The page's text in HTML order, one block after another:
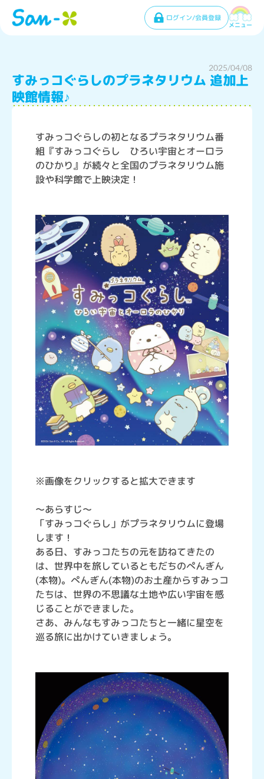
ログイン/会員登録
メニュー
2025/04/08
すみっコぐらしのプラネタリウム 追加上
映館情報♪
すみっコぐらしの初となるプラネタリウム番
組『すみっコぐらし ひろい宇宙とオーロラ
のひかり』が続々と全国のプラネタリウム施
設や科学館で上映決定！
※画像をクリックすると拡大できます
～あらすじ～
「すみっコぐらし」がプラネタリウムに登場
します！
ある日、すみっコたちの元を訪ねてきたの
は、世界中を旅しているともだちのぺんぎん
(本物)。ぺんぎん(本物)のお土産からすみっコ
たちは、世界の不思議な土地や広い宇宙を感
じることができました。
さあ、みんなもすみっコたちと一緒に星空を
巡る旅に出かけていきましょう。